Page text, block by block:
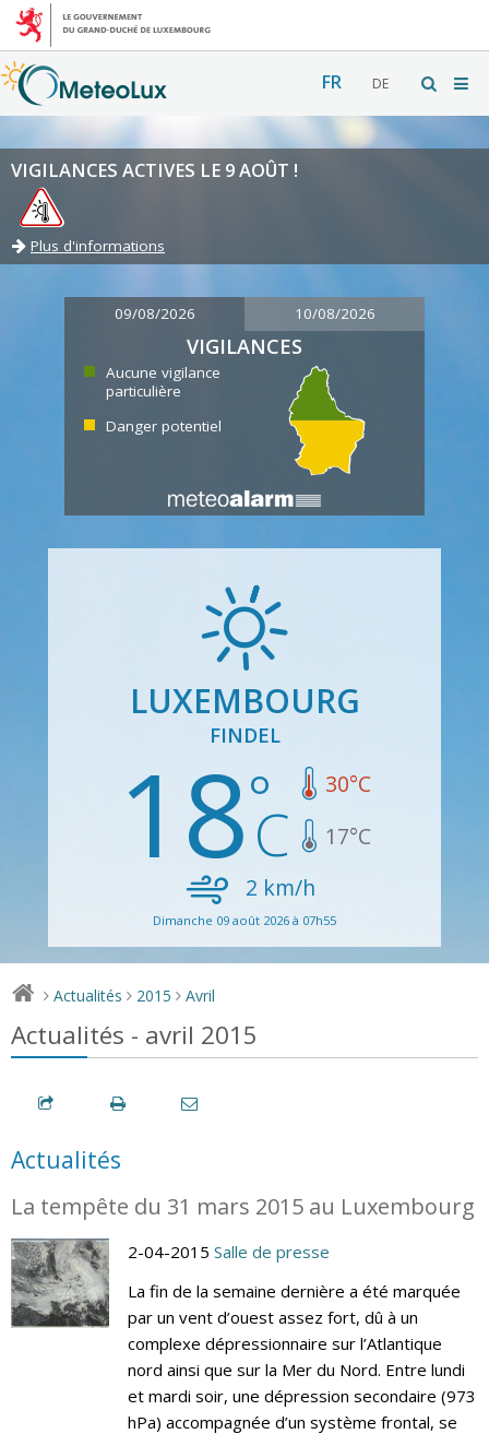
FR DE
VIGILANCES ACTIVES LE 9 AOÛT !
Plus d'informations
09/08/2026 10/08/2026
VIGILANCES
Aucune vigilance
particulière
Danger potentiel
LUXEMBOURG
FINDEL
18 30°C
17°C
2 km/h
Dimanche 09 août 2026 à 07h55
> Actualités > 2015 > Avril
Actualités - avril 2015
Actualités
La tempête du 31 mars 2015 au Luxembourg
2-04-2015 Salle de presse
La fin de la semaine dernière a été marquée
par un vent d’ouest assez fort, dû à un
complexe dépressionnaire sur l’Atlantique
nord ainsi que sur la Mer du Nord. Entre lundi
et mardi soir, une dépression secondaire (973
hPa) accompagnée d’un système frontal, se